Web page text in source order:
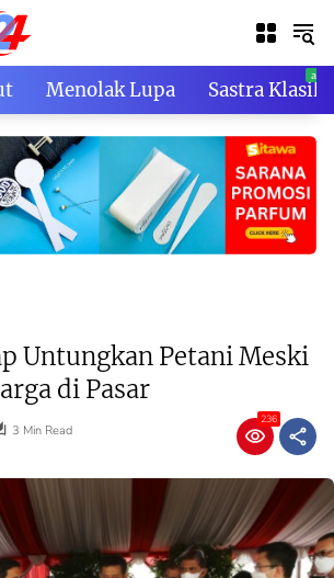
Menolak Lupa Sastra Klasik
Untungkan Petani Meski
di Pasar
3 Min Read
236